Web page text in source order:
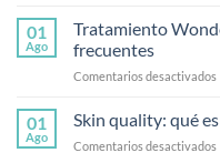
es
01
Ago
Tratamiento
frecuentes
Comentarios desactivados
y
01
Ago
Skin quality: qué
Comentarios desactivados